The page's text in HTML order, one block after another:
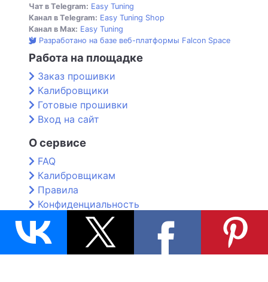
Чат в Telegram: Easy Tuning
Канал в Telegram: Easy Tuning Shop
Канал в Max: Easy Tuning
Разработано на базе веб-платформы Falcon Space
Работа на площадке
Заказ прошивки
Калибровщики
Готовые прошивки
Вход на сайт
О сервисе
FAQ
Калибровщикам
Правила
Конфиденциальность
Контакты